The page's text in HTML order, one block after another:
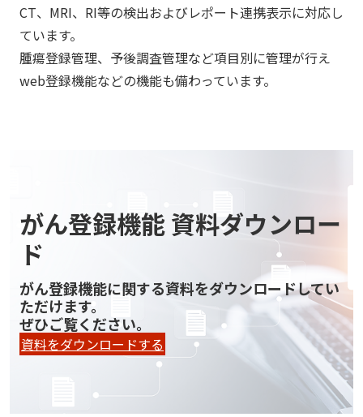
CT、MRI、RI等の検出およびレポート連携表示に対応し
ています。
腫瘍登録管理、予後調査管理など項目別に管理が行え
web登録機能などの機能も備わっています。
がん登録機能 資料ダウンロー
ド
がん登録機能に関する資料をダウンロードしてい
ただけます。
ぜひご覧ください。
資料をダウンロードする